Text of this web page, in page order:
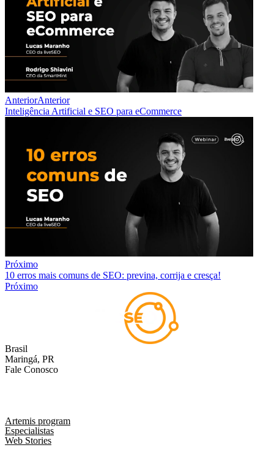
AnteriorAnterior
Inteligência Artificial e SEO para eCommerce
Próximo
10 erros mais comuns de SEO: previna, corrija e cresça!
Próximo
Brasil
Maringá, PR
Fale Conosco
Artemis program
Especialistas
Web Stories